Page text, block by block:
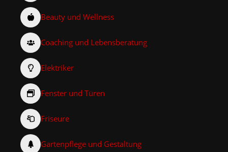
Beauty und Wellness
Coaching und Lebensberatung
Elektriker
Fenster und Türen
Friseure
Gartenpflege und Gestaltung